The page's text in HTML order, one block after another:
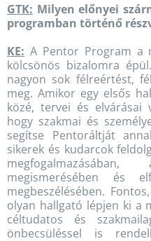
GTK: Milyen előnyei
programban történő
KE: A Pentor Program a
kölcsönös bizalomra
nagyon sok félreértést,
meg. Amikor egy elsős
közé, tervei és elvárásai
hogy szakmai és
segítse Pentoráltját
sikerek és kudarcok
megismerésében és
megbeszélésében.
olyan hallgató lépjen ki a
céltudatos és
önbecsüléssel is